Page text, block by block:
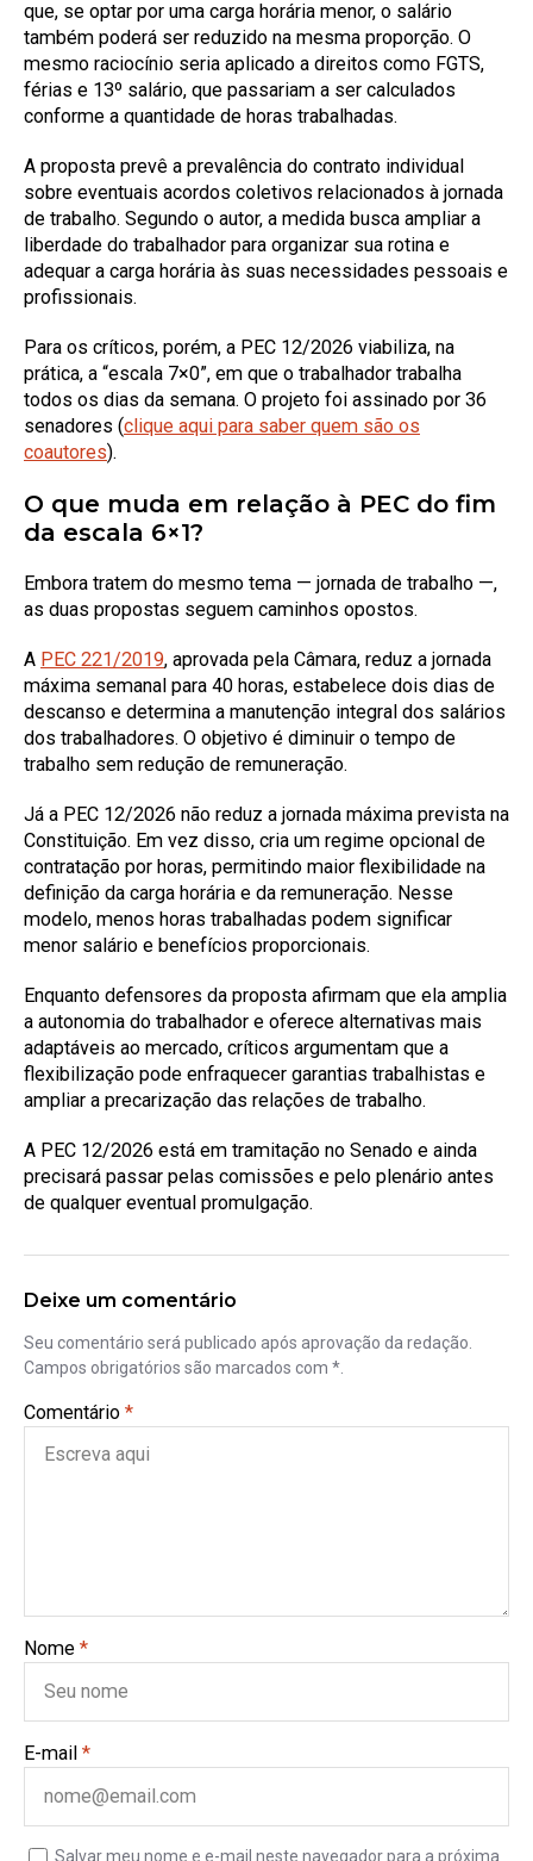
que, se optar por uma carga horária menor, o salário
também poderá ser reduzido na mesma proporção. O
mesmo raciocínio seria aplicado a direitos como FGTS,
férias e 13º salário, que passariam a ser calculados
conforme a quantidade de horas trabalhadas.
A proposta prevê a prevalência do contrato individual
sobre eventuais acordos coletivos relacionados à jornada
de trabalho. Segundo o autor, a medida busca ampliar a
liberdade do trabalhador para organizar sua rotina e
adequar a carga horária às suas necessidades pessoais e
profissionais.
Para os críticos, porém, a PEC 12/2026 viabiliza, na
prática, a “escala 7×0”, em que o trabalhador trabalha
todos os dias da semana. O projeto foi assinado por 36
senadores (clique aqui para saber quem são os
coautores).
O que muda em relação à PEC do fim
da escala 6×1?
Embora tratem do mesmo tema — jornada de trabalho —,
as duas propostas seguem caminhos opostos.
A PEC 221/2019, aprovada pela Câmara, reduz a jornada
máxima semanal para 40 horas, estabelece dois dias de
descanso e determina a manutenção integral dos salários
dos trabalhadores. O objetivo é diminuir o tempo de
trabalho sem redução de remuneração.
Já a PEC 12/2026 não reduz a jornada máxima prevista na
Constituição. Em vez disso, cria um regime opcional de
contratação por horas, permitindo maior flexibilidade na
definição da carga horária e da remuneração. Nesse
modelo, menos horas trabalhadas podem significar
menor salário e benefícios proporcionais.
Enquanto defensores da proposta afirmam que ela amplia
a autonomia do trabalhador e oferece alternativas mais
adaptáveis ao mercado, críticos argumentam que a
flexibilização pode enfraquecer garantias trabalhistas e
ampliar a precarização das relações de trabalho.
A PEC 12/2026 está em tramitação no Senado e ainda
precisará passar pelas comissões e pelo plenário antes
de qualquer eventual promulgação.
Deixe um comentário
Seu comentário será publicado após aprovação da redação.
Campos obrigatórios são marcados com *.
Comentário *
Nome *
E-mail *
Salvar meu nome e e-mail neste navegador para a próxima